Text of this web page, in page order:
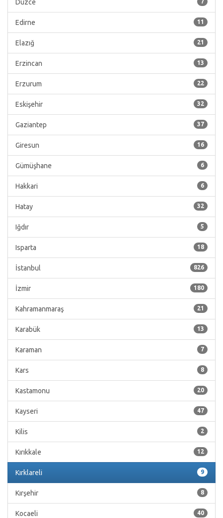
Düzce
11
Edirne
21
Elazığ
13
Erzincan
22
Erzurum
32
Eskişehir
37
Gaziantep
16
Giresun
6
Gümüşhane
6
Hakkari
32
Hatay
5
Iğdır
18
Isparta
826
İstanbul
180
İzmir
21
Kahramanmaraş
13
Karabük
7
Karaman
8
Kars
20
Kastamonu
47
Kayseri
2
Kilis
12
Kırıkkale
9
Kırklareli
8
Kırşehir
40
Kocaeli